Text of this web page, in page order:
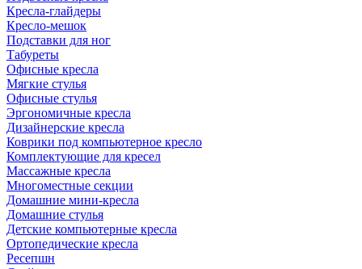
Кресла-глайдеры
Кресло-мешок
Подставки для ног
Табуреты
Офисные кресла
Мягкие стулья
Офисные стулья
Эргономичные кресла
Дизайнерские кресла
Коврики под компьютерное кресло
Комплектующие для кресел
Массажные кресла
Многоместные секции
Домашние мини-кресла
Домашние стулья
Детские компьютерные кресла
Ортопедические кресла
Ресепшн